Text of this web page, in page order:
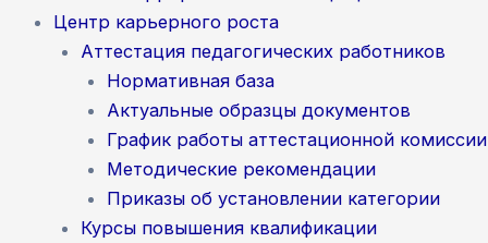
Центр карьерного роста
Аттестация педагогических работников
Нормативная база
Актуальные образцы документов
График работы аттестационной комиссии
Методические рекомендации
Приказы об установлении категории
Курсы повышения квалификации